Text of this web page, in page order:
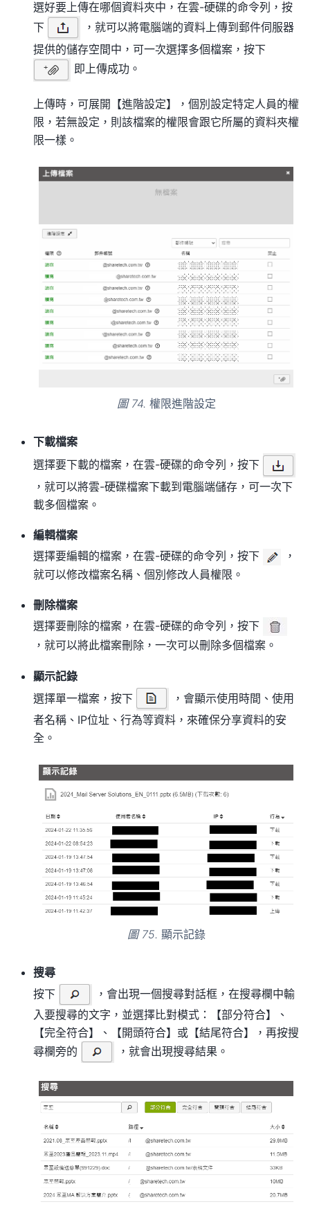
選好要上傳在哪個資料夾中，在雲-硬碟的命令列，按
下
，就可以將電腦端的資料上傳到郵件伺服器
提供的儲存空間中，可一次選擇多個檔案，按下
即上傳成功。
上傳時，可展開【進階設定】，個別設定特定人員的權
限，若無設定，則該檔案的權限會跟它所屬的資料夾權
限一樣。
圖 74. 權限進階設定
下載檔案
選擇要下載的檔案，在雲-硬碟的命令列，按下
，就可以將雲-硬碟檔案下載到電腦端儲存，可一次下
載多個檔案。
編輯檔案
選擇要編輯的檔案，在雲-硬碟的命令列，按下
，
就可以修改檔案名稱、個別修改人員權限。
刪除檔案
選擇要刪除的檔案，在雲-硬碟的命令列，按下
，就可以將此檔案刪除，一次可以刪除多個檔案。
顯示記錄
選擇單一檔案，按下
，會顯示使用時間、使用
者名稱、IP位址、行為等資料，來確保分享資料的安
全。
圖 75. 顯示記錄
搜尋
按下
，會出現一個搜尋對話框，在搜尋欄中輸
入要搜尋的文字，並選擇比對模式：【部分符合】、
【完全符合】、【開頭符合】或【結尾符合】，再按搜
尋欄旁的
，就會出現搜尋結果。